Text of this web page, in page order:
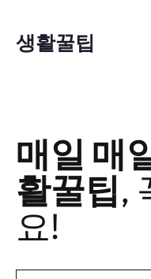
생활꿀팁
매일 매
활꿀팁,
요!